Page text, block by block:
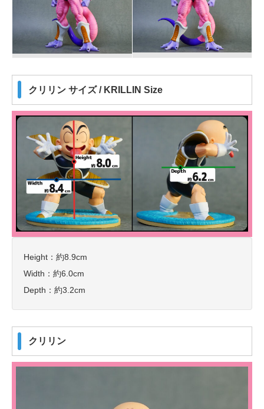
クリリン サイズ / KRILLIN Size
Height：約8.9cm
Width：約6.0cm
Depth：約3.2cm
クリリン